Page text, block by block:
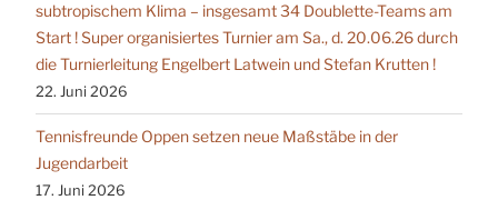
subtropischem Klima – insgesamt 34 Doublette-Teams am
Start ! Super organisiertes Turnier am Sa., d. 20.06.26 durch
die Turnierleitung Engelbert Latwein und Stefan Krutten !
22. Juni 2026
Tennisfreunde Oppen setzen neue Maßstäbe in der
Jugendarbeit
17. Juni 2026